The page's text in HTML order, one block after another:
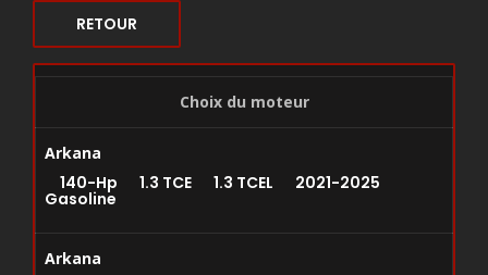
RETOUR
Choix du moteur
Arkana
140-Hp 1.3 TCE 1.3 TCEL 2021-2025
Gasoline
Arkana